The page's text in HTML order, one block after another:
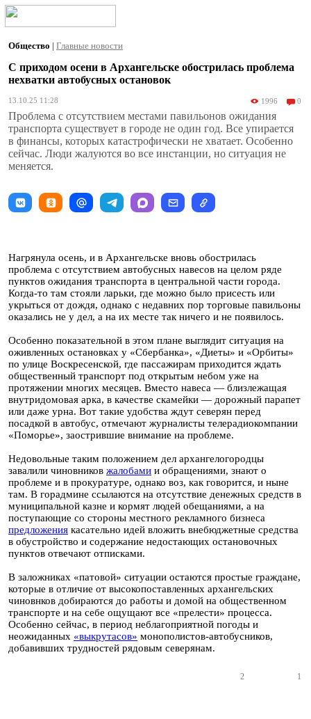
Общество | Главные новости
С приходом осени в Архангельске обострилась проблема
нехватки автобусных остановок
13.10.25 11:28 1996 0
Проблема с отсутствием местами павильонов ожидания
транспорта существует в городе не один год. Все упирается
в финансы, которых катастрофически не хватает. Особенно
сейчас. Люди жалуются во все инстанции, но ситуация не
меняется.
Нагрянула осень, и в Архангельске вновь обострилась
проблема с отсутствием автобусных навесов на целом ряде
пунктов ожидания транспорта в центральной части города.
Когда-то там стояли ларьки, где можно было присесть или
укрыться от дождя, однако с недавних пор торговые павильоны
оказались не у дел, а на их месте так ничего и не появилось.
Особенно показательной в этом плане выглядит ситуация на
оживленных остановках у «Сбербанка», «Диеты» и «Орбиты»
по улице Воскресенской, где пассажирам приходится ждать
общественный транспорт под открытым небом уже на
протяжении многих месяцев. Вместо навеса — близлежащая
внутридомовая арка, в качестве скамейки — дорожный парапет
или даже урна. Вот такие удобства ждут северян перед
посадкой в автобус, отмечают журналисты телерадиокомпании
«Поморье», заострившие внимание на проблеме.
Недовольные таким положением дел архангелогородцы
завалили чиновников жалобами и обращениями, знают о
проблеме и в прокуратуре, однако воз, как говорится, и ныне
там. В горадмине ссылаются на отсутствие денежных средств в
муниципальной казне и кормят людей обещаниями, а на
поступающие со стороны местного рекламного бизнеса
предложения касательно идей вложить внебюджетные средства
в обустройство и содержание недостающих остановочных
пунктов отвечают отписками.
В заложниках «патовой» ситуации остаются простые граждане,
которые в отличие от высокопоставленных архангельских
чиновнков добираются до работы и домой на общественном
транспорте и на себе ощущают все «прелести» процесса.
Особенно сейчас, в период неблагоприятной погоды и
неожиданных «выкрутасов» монополистов-автобусников,
добавивших трудностей рядовым северянам.
2 1